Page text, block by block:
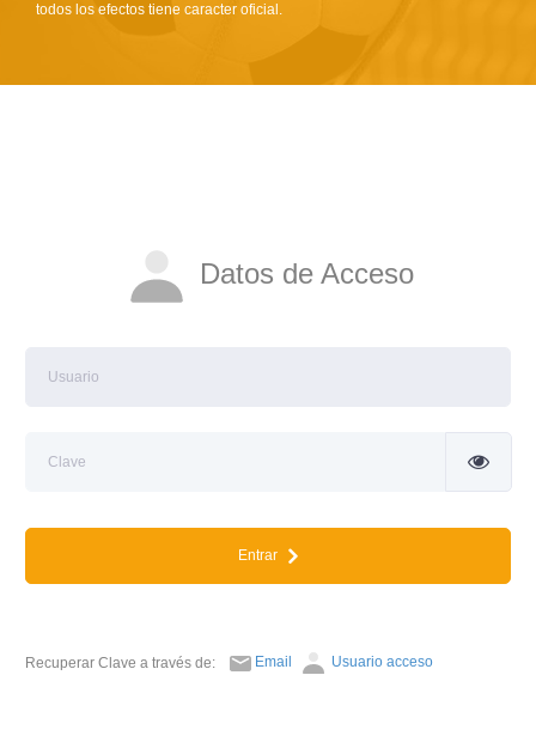
todos los efectos tiene caracter oficial.
Datos de Acceso
Entrar
Recuperar Clave a través de: Email Usuario acceso